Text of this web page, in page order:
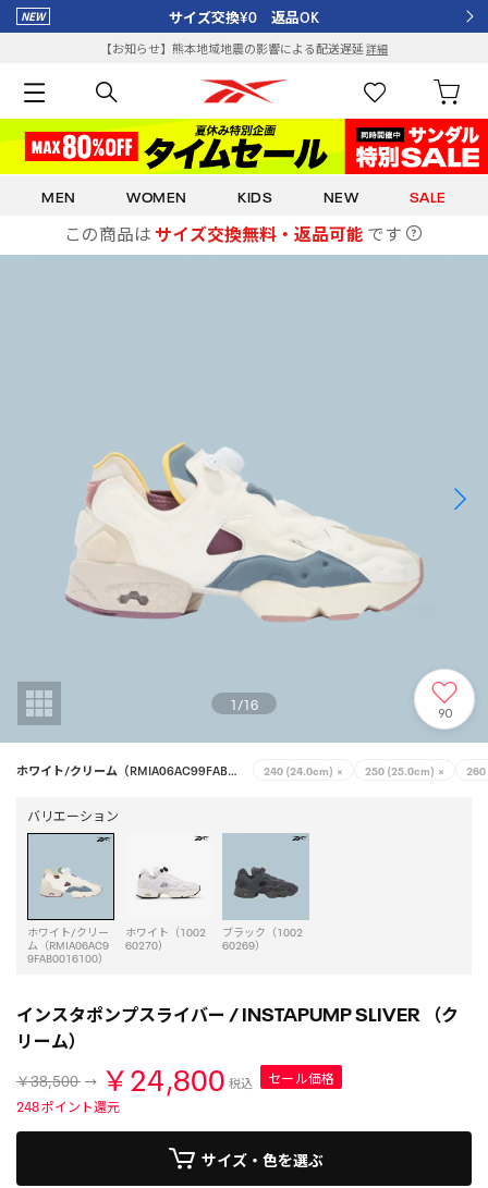
サイズ交換¥0 返品OK
【お知らせ】熊本地域地震の影響による配送遅延詳細
MEN WOMEN KIDS NEW SALE
この商品は サイズ交換無料・返品可能 です
1/16 90
ホワイト/クリーム（RMIA06AC99FAB0016100） 240 (24.0cm) × 250 (25.0cm) ×
バリエーション
ホワイト/クリー
ム（RMIA06AC9
9FAB0016100）
ホワイト（1002
60270）
ブラック（1002
60269）
インスタポンプスライバー / INSTAPUMP SLIVER （ク
リーム）
￥38,500 ￥24,800 税込
セール価格
248ポイント還元
サイズ・色を選ぶ